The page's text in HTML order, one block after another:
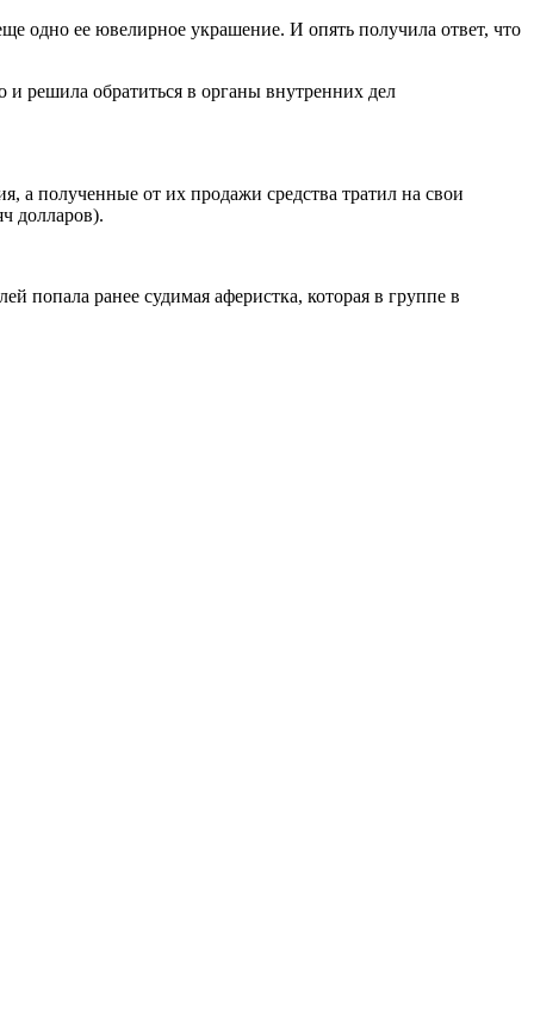
одно ее ювелирное украшение. И опять получила ответ, что
решила обратиться в органы внутренних дел
а полученные от их продажи средства тратил на свои
долларов).
попала ранее судимая аферистка, которая в группе в